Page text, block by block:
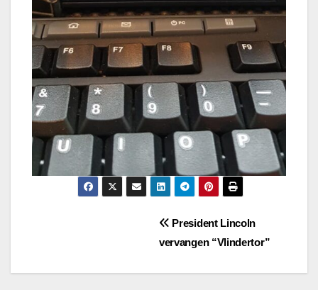
President Lincoln
vervangen “Vlindertor”